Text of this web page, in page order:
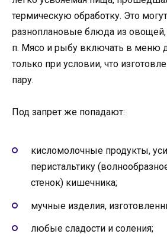
термическую обработку. Это
разноплановые блюда из овощей,
п. Мясо и рыбу включать в меню
только при условии, что
пару.
Под запрет же попадают:
кисломолочные продукты,
перистальтику
стенок) кишечника;
мучные изделия,
любые сладости и соления;